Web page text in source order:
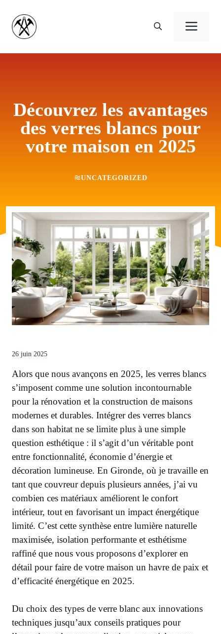
contenu
Découvrez les avantages
des verres blancs pour
votre maison en 2025
UNCATEGORIZED
26 juin 2025
Alors que nous avançons en 2025, les verres blancs
s’imposent comme une solution incontournable
pour la rénovation et la construction de maisons
modernes et durables. Intégrer des verres blancs
dans son habitat ne se limite plus à une simple
question esthétique : il s’agit d’un véritable pont
entre fonctionnalité, économie d’énergie et
décoration lumineuse. En Gironde, où je travaille en
tant que couvreur depuis plusieurs années, j’ai vu
combien ces matériaux améliorent le confort
intérieur, tout en favorisant un impact énergétique
limité. C’est cette synthèse entre lumière naturelle
maximisée, isolation performante et esthétisme
raffiné que nous vous proposons d’explorer en
détail pour faire de votre maison un havre de paix et
d’efficacité énergétique en 2025.
Du choix des types de verre blanc aux innovations
techniques jusqu’aux conseils pratiques pour